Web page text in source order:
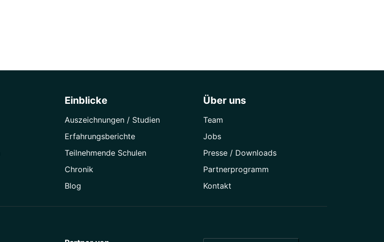
Einblicke
Auszeichnungen / Studien
Erfahrungsberichte
Teilnehmende Schulen
Chronik
Blog
Über uns
Team
Jobs
Presse / Downloads
Partner­programm
Kontakt